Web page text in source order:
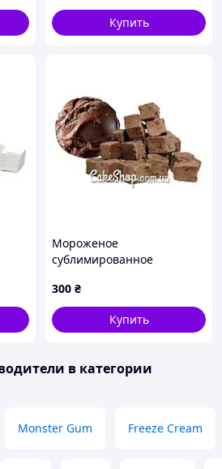
Купить
Мороженое
сублимированное
300 ₴
Купить
в категории
Monster Gum Freeze Cream